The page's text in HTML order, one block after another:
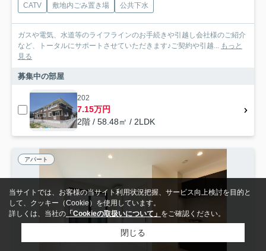
CATV 敷地内ごみ置き場 公共下水
ガスや電気、水道等のライフラインのお手続きや引越し会社様のご紹介
など、トータルにサポートさせていただきます♪ご契約や引越...
もっと
見る
募集中の部屋
202
7.15万円
2階 / 58.48㎡ / 2LDK
アパート
当サイトでは、お客様の当サイト利用状況把握、サービス向上検討を目的と
して、クッキー（Cookie）を使用しています。
詳しくは、当社の 「Cookieの取扱いについて」 をご確認ください。
閉じる